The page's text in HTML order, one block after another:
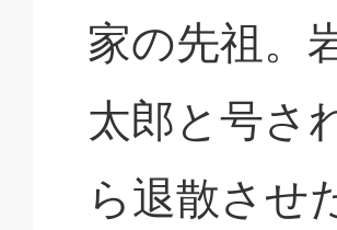
家の先祖。
太郎と号さ
ら退散させ